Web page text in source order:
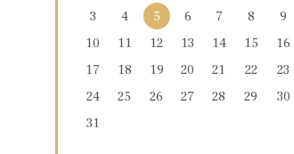
3
4 5 6 7 8
9
10
11 12 13 14 15
16
17
18 19 20 21 22
23
24
25 26 27 28 29
30
31